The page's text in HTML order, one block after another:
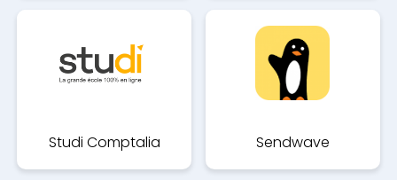
Studi Comptalia Sendwave